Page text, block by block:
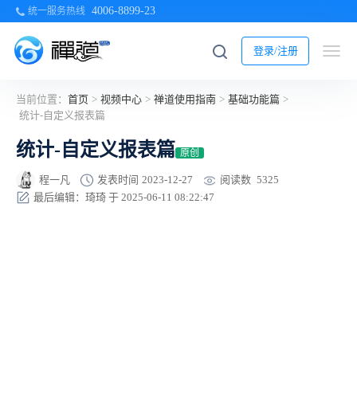
统一服务热线 4006-8899-23
登录/注册
当前位置： 首页 > 视频中心 > 禅道使用指南 > 基础功能篇 >
统计-自定义报表篇
统计-自定义报表篇 原创
程一凡 发表时间 2023-12-27 阅读数 5325
最后编辑：琦琦 于 2025-06-11 08:22:47